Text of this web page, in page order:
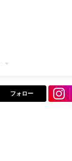
フォロー